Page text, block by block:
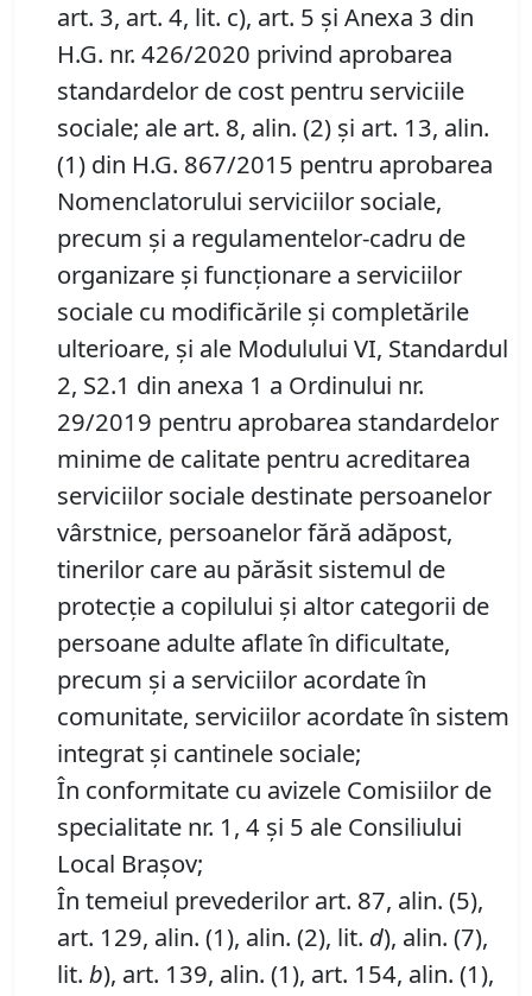
art. 3, art. 4, lit. c), art. 5 şi Anexa 3 din
H.G. nr. 426/2020 privind aprobarea
standardelor de cost pentru serviciile
sociale; ale art. 8, alin. (2) și art. 13, alin.
(1) din H.G. 867/2015 pentru aprobarea
Nomenclatorului serviciilor sociale,
precum şi a regulamentelor-cadru de
organizare şi funcţionare a serviciilor
sociale cu modificările şi completările
ulterioare, și ale Modulului VI, Standardul
2, S2.1 din anexa 1 a Ordinului nr.
29/2019 pentru aprobarea standardelor
minime de calitate pentru acreditarea
serviciilor sociale destinate persoanelor
vârstnice, persoanelor fără adăpost,
tinerilor care au părăsit sistemul de
protecţie a copilului şi altor categorii de
persoane adulte aflate în dificultate,
precum şi a serviciilor acordate în
comunitate, serviciilor acordate în sistem
integrat şi cantinele sociale;
În conformitate cu avizele Comisiilor de
specialitate nr. 1, 4 și 5 ale Consiliului
Local Brașov;
În temeiul prevederilor art. 87, alin. (5),
art. 129, alin. (1), alin. (2), lit. d), alin. (7),
lit. b), art. 139, alin. (1), art. 154, alin. (1),